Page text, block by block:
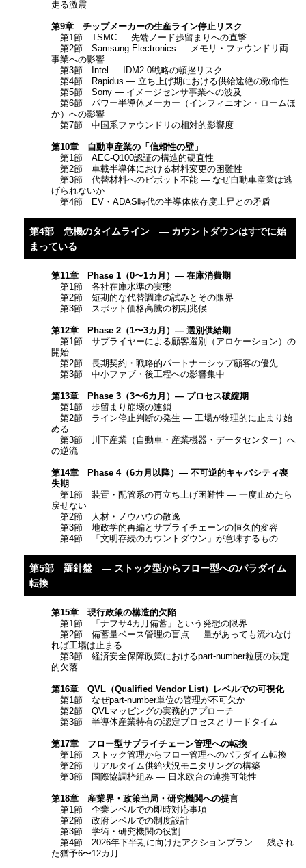
走る激震
第9章 チップメーカーの生産ライン停止リスク
第1節 TSMC ― 先端ノード歩留まりへの直撃
第2節 Samsung Electronics ― メモリ・ファウンドリ両
事業への影響
第3節 Intel ― IDM2.0戦略の頓挫リスク
第4節 Rapidus ― 立ち上げ期における供給途絶の致命性
第5節 Sony ― イメージセンサ事業への波及
第6節 パワー半導体メーカー（インフィニオン・ロームほ
か）への影響
第7節 中国系ファウンドリの相対的影響度
第10章 自動車産業の「信頼性の壁」
第1節 AEC-Q100認証の構造的硬直性
第2節 車載半導体における材料変更の困難性
第3節 代替材料へのピボット不能 ― なぜ自動車産業は逃
げられないか
第4節 EV・ADAS時代の半導体依存度上昇との矛盾
第4部 危機のタイムライン ― カウントダウンはすでに始
まっている
第11章 Phase 1（0〜1カ月）― 在庫消費期
第1節 各社在庫水準の実態
第2節 短期的な代替調達の試みとその限界
第3節 スポット価格高騰の初期兆候
第12章 Phase 2（1〜3カ月）― 選別供給期
第1節 サプライヤーによる顧客選別（アロケーション）の
開始
第2節 長期契約・戦略的パートナーシップ顧客の優先
第3節 中小ファブ・後工程への影響集中
第13章 Phase 3（3〜6カ月）― プロセス破綻期
第1節 歩留まり崩壊の連鎖
第2節 ライン停止判断の発生 ― 工場が物理的に止まり始
める
第3節 川下産業（自動車・産業機器・データセンター）へ
の逆流
第14章 Phase 4（6カ月以降）― 不可逆的キャパシティ喪
失期
第1節 装置・配管系の再立ち上げ困難性 ― 一度止めたら
戻せない
第2節 人材・ノウハウの散逸
第3節 地政学的再編とサプライチェーンの恒久的変容
第4節 「文明存続のカウントダウン」が意味するもの
第5部 羅針盤 ― ストック型からフロー型へのパラダイム
転換
第15章 現行政策の構造的欠陥
第1節 「ナフサ4カ月備蓄」という発想の限界
第2節 備蓄量ベース管理の盲点 ― 量があっても流れなけ
れば工場は止まる
第3節 経済安全保障政策におけるpart-number粒度の決定
的欠落
第16章 QVL（Qualified Vendor List）レベルでの可視化
第1節 なぜpart-number単位の管理が不可欠か
第2節 QVLマッピングの実務的アプローチ
第3節 半導体産業特有の認定プロセスとリードタイム
第17章 フロー型サプライチェーン管理への転換
第1節 ストック管理からフロー管理へのパラダイム転換
第2節 リアルタイム供給状況モニタリングの構築
第3節 国際協調枠組み ― 日米欧台の連携可能性
第18章 産業界・政策当局・研究機関への提言
第1節 企業レベルでの即時対応事項
第2節 政府レベルでの制度設計
第3節 学術・研究機関の役割
第4節 2026年下半期に向けたアクションプラン ― 残され
た猶予6〜12カ月